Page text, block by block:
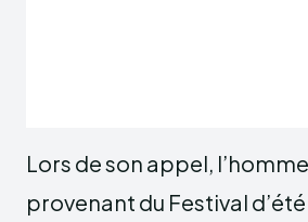
Lors de son appel,
provenant du Festival